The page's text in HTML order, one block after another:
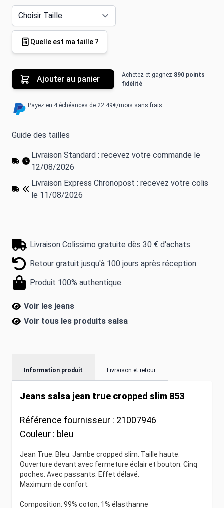
Quelle est ma taille ?
Ajouter au panier Achetez et gagnez 890 points
fidélité
Payez en 4 échéances de 22.49€/mois sans frais.
Guide des tailles
Livraison Standard : recevez votre commande le
12/08/2026
Livraison Express Chronopost : recevez votre colis
le 11/08/2026
Livraison Colissimo gratuite dès 30 € d'achats.
Retour gratuit jusqu'à 100 jours après réception.
Produit 100% authentique.
Voir les jeans
Voir tous les produits salsa
Information produit Livraison et retour
Jeans salsa jean true cropped slim 853
Référence fournisseur : 21007946
Couleur : bleu
Jean True. Bleu. Jambe cropped slim. Taille haute.
Ouverture devant avec fermeture éclair et bouton. Cinq
poches. Avec passants. Effet délavé.
Maximum de confort.
Composition: 99% coton, 1% élasthanne